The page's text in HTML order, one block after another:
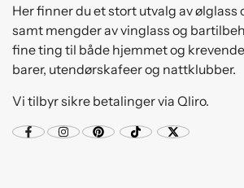
Her finner du et stort utvalg av ølglass
samt mengder av vinglass og
fine ting til både hjemmet og
barer, utendørskafeer og nattklubber.
Vi tilbyr sikre betalinger via Qliro.